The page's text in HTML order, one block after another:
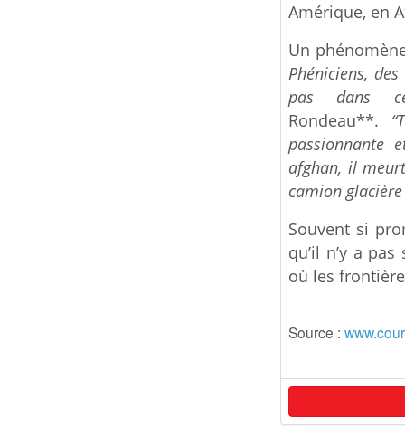
Amérique, en
Un
Phéniciens,
pas dans
Rondeau**.
passionnante
afghan, il
camion
Souvent si
qu’il n’y a
où les
Source :